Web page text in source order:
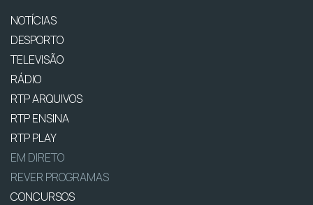
NOTÍCIAS
DESPORTO
TELEVISÃO
RÁDIO
RTP ARQUIVOS
RTP ENSINA
RTP PLAY
EM DIRETO
REVER PROGRAMAS
CONCURSOS